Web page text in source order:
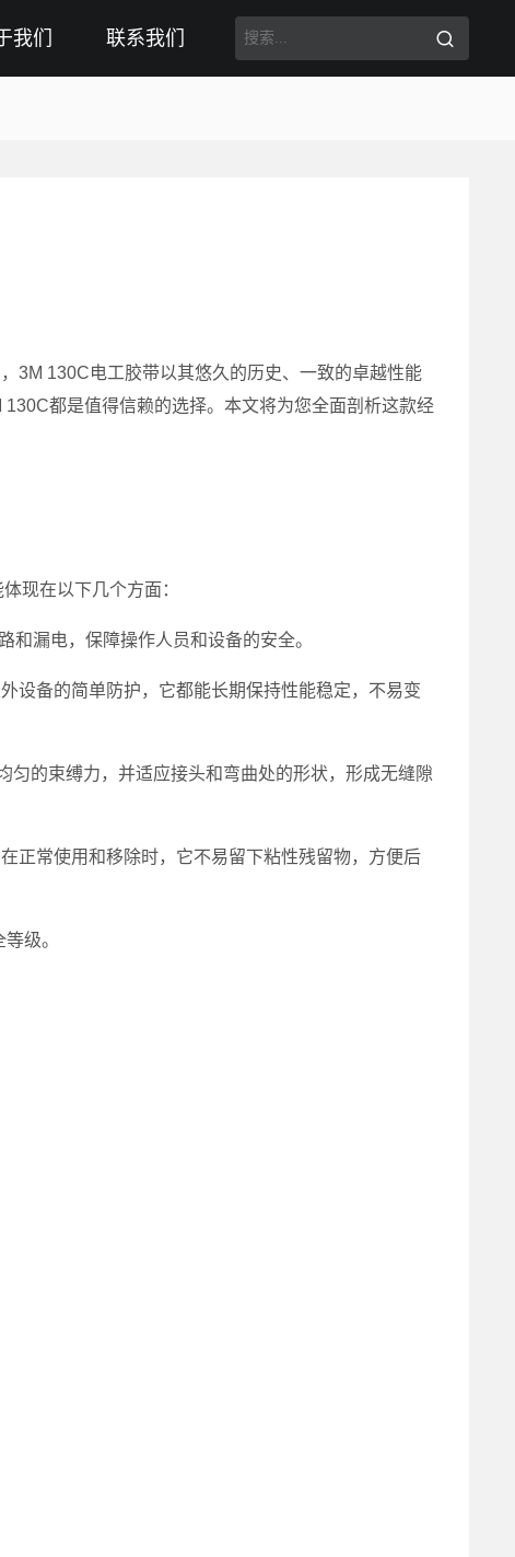
我们 联系我们
3M 130C电工胶带以其悠久的历史、一致的卓越性能
都是值得信赖的选择。本文将为您全面剖析这款经
现在以下几个方面：
漏电，保障操作人员和设备的安全。
设备的简单防护，它都能长期保持性能稳定，不易变
的束缚力，并适应接头和弯曲处的形状，形成无缝隙
正常使用和移除时，它不易留下粘性残留物，方便后
级。